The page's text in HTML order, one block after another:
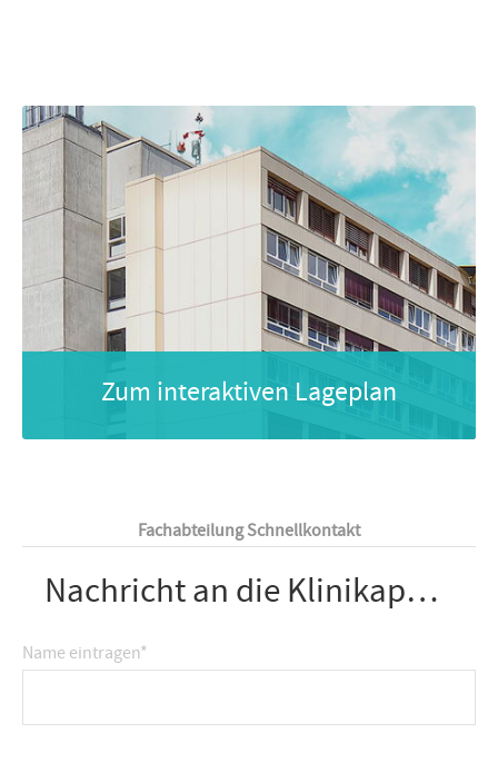
Zum interaktiven Lageplan
Fachabteilung Schnellkontakt
Nachricht an die Klinikapotheke
Name eintragen*